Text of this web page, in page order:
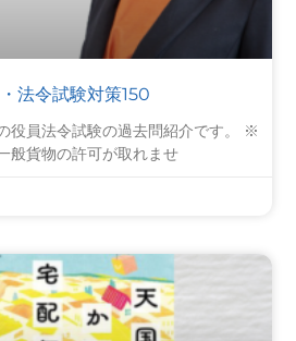
法令試験対策150
役員法令試験の過去問紹介です。 ※
般貨物の許可が取れませ